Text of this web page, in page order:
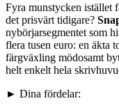
Fyra munstycken istället
det prisvärt tidigare?
nybörjarsegmentet som
flera tusen euro: en äkta
färgväxling mödosamt
helt enkelt hela
► Dina fördelar: